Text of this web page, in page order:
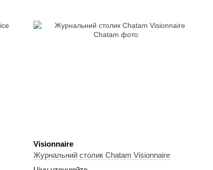
Visionnaire
Журнальний столик Chatam Visionnaire